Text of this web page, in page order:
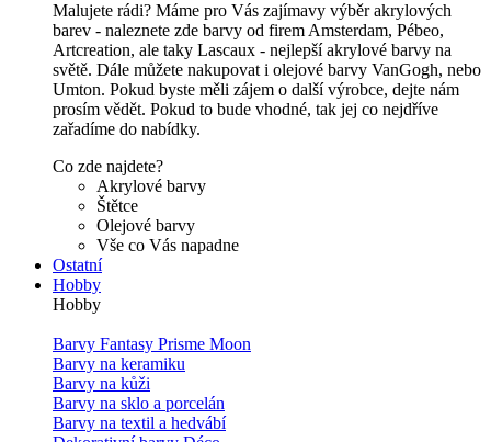
Malujete rádi? Máme pro Vás zajímavy výběr akrylových
barev - naleznete zde barvy od firem Amsterdam, Pébeo,
Artcreation, ale taky Lascaux - nejlepší akrylové barvy na
světě. Dále můžete nakupovat i olejové barvy VanGogh, nebo
Umton. Pokud byste měli zájem o další výrobce, dejte nám
prosím vědět. Pokud to bude vhodné, tak jej co nejdříve
zařadíme do nabídky.
Co zde najdete?
Akrylové barvy
Štětce
Olejové barvy
Vše co Vás napadne
Ostatní
Hobby
Hobby
Barvy Fantasy Prisme Moon
Barvy na keramiku
Barvy na kůži
Barvy na sklo a porcelán
Barvy na textil a hedvábí